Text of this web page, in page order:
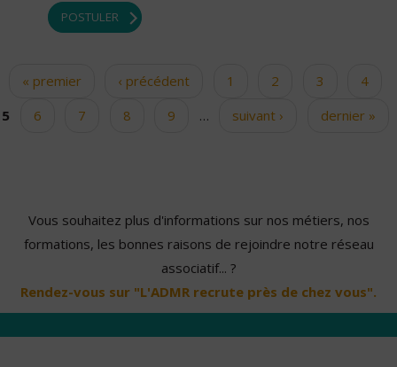
POSTULER
Pages
« premier ‹ précédent 1 2 3
4
5
6 7 8 9 … suivant › dernier »
Vous souhaitez plus d'informations sur nos métiers, nos
formations, les bonnes raisons de rejoindre notre réseau
associatif... ?
Rendez-vous sur "L'ADMR recrute près de chez vous".